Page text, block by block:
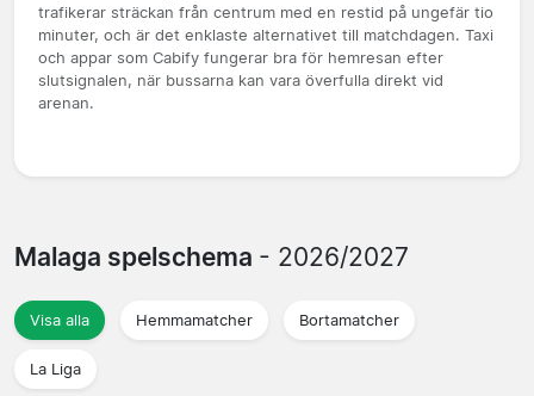
trafikerar sträckan från centrum med en restid på ungefär tio
minuter, och är det enklaste alternativet till matchdagen. Taxi
och appar som Cabify fungerar bra för hemresan efter
slutsignalen, när bussarna kan vara överfulla direkt vid
arenan.
Malaga spelschema - 2026/2027
Visa alla Hemmamatcher Bortamatcher
La Liga